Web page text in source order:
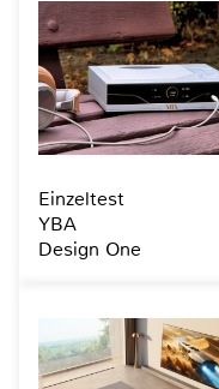
Einzeltest
YBA
Design One